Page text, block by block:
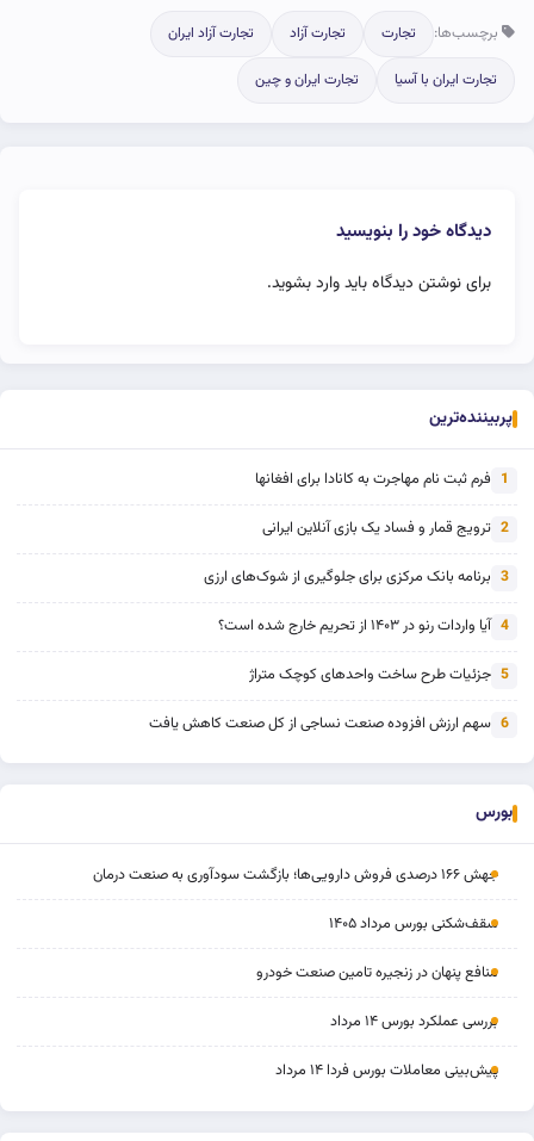
برچسب‌ها: تجارت تجارت آزاد تجارت آزاد ایران
تجارت ایران با آسیا تجارت ایران و چین
دیدگاه خود را بنویسید
برای نوشتن دیدگاه بایدوارد بشوید.
پربیننده‌ترین
1 فرم ثبت نام مهاجرت به کانادا برای افغانها
2 ترویج قمار و فساد یک بازی آنلاین ایرانی
3 برنامه بانک مرکزی برای جلوگیری از شوک‌های ارزی
4 آیا واردات رنو در ۱۴۰۳ از تحریم خارج شده است؟
5 جزئیات طرح ساخت واحدهای کوچک متراژ
6 سهم ارزش افزوده صنعت نساجی از کل صنعت کاهش یافت
بورس
جهش ۱۶۶ درصدی فروش دارویی‌ها؛ بازگشت سودآوری به صنعت درمان
سقف‌شکنی بورس مرداد ۱۴۰۵
منافع پنهان در زنجیره تامین صنعت خودرو
بررسی عملکرد بورس ۱۴ مرداد
پیش‌بینی معاملات بورس فردا ۱۴ مرداد